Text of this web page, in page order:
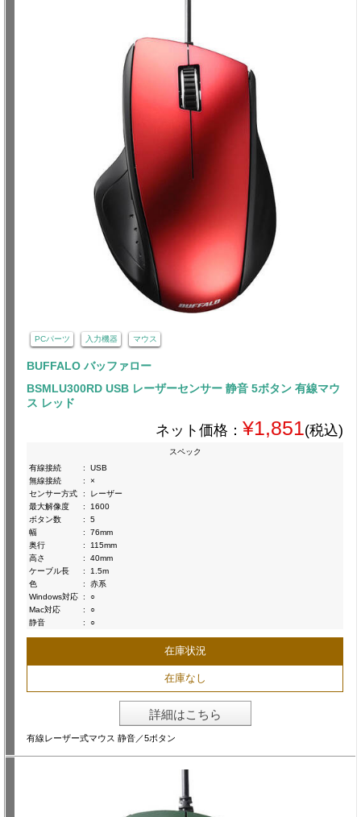
PCパーツ 入力機器 マウス
BUFFALO バッファロー
BSMLU300RD USB レーザーセンサー 静音 5ボタン 有線マウ
ス レッド
ネット価格： ¥1,851 (税込)
スペック
有線接続
:
USB
無線接続
:
×
センサー方式
:
レーザー
最大解像度
:
1600
ボタン数
:
5
幅
:
76mm
奥行
:
115mm
高さ
:
40mm
ケーブル長
:
1.5m
色
:
赤系
Windows対応 :
○
Mac対応
:
○
静音
: ○
在庫状況
在庫なし
詳細はこちら
有線レーザー式マウス 静音／5ボタン